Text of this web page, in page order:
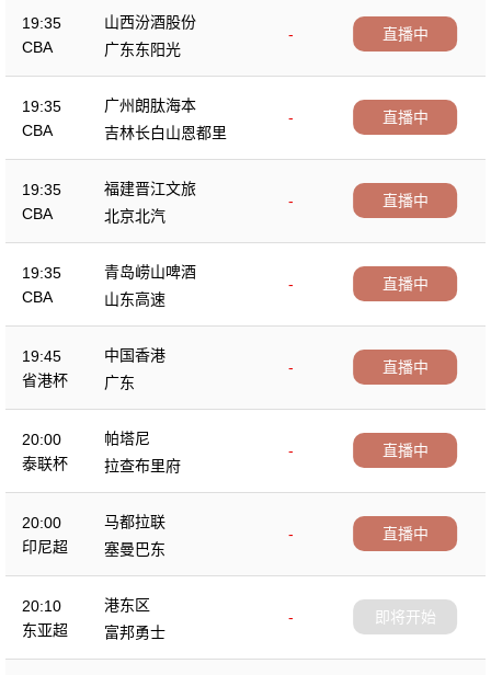
19:35
CBA
山西汾酒股份
-
广东东阳光
直播中
19:35
CBA
广州朗肽海本
-
吉林长白山恩都里
直播中
19:35
CBA
福建晋江文旅
-
北京北汽
直播中
19:35
CBA
青岛崂山啤酒
-
山东高速
直播中
19:45
省港杯
中国香港
-
广东
直播中
20:00
泰联杯
帕塔尼
-
拉查布里府
直播中
20:00
印尼超
马都拉联
-
塞曼巴东
直播中
20:10
东亚超
港东区
-
富邦勇士
即将开始